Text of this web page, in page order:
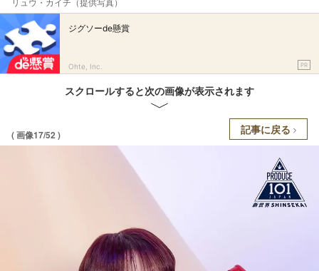
ジグソーde懸賞
Ohte, Inc. PR
スクロールすると次の画像が表示されます
( 画像17/52 ) 記事に戻る